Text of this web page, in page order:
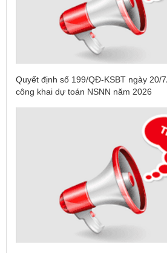
Quyết định số 199/QĐ-KSBT ngày 20/
công khai dự toán NSNN năm 2026